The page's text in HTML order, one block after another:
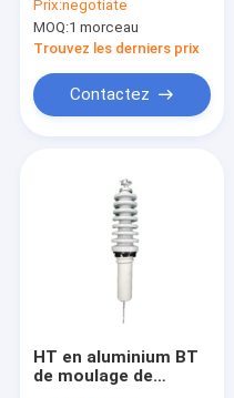
Produits
Au sujet de nous
Visite d'usine
transformateur de
porcelaine de BT ont
adapté aux besoins
Prix:negotiate
MOQ:1 morceau
Trouvez les derniers prix
Contactez
HT en aluminium BT
de moulage de